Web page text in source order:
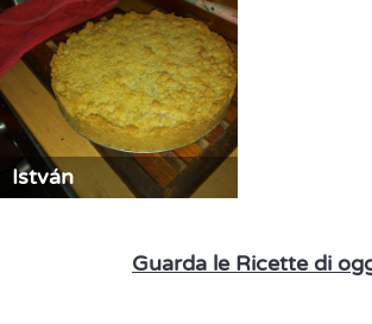
István
Guarda le Ricette di